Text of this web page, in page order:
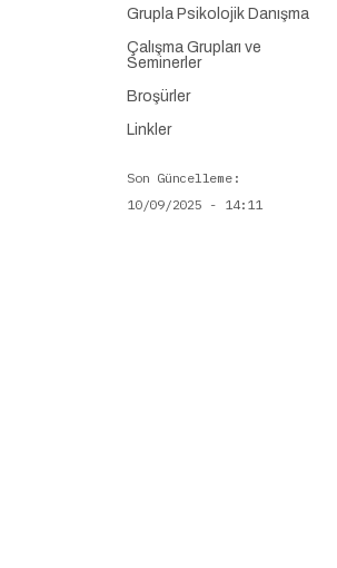
Grupla Psikolojik Danışma
Çalışma Grupları ve
Seminerler
Broşürler
Linkler
Son Güncelleme
10/09/2025 - 14:11